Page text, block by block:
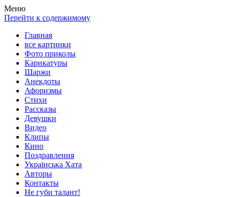
Весела хата — прикольные картинки, смешные истории,
клипы!
Покажем всем ваши фото приколы, карикатуры, шаржи, стихи,
рассказы, видео и песни!
Меню
Перейти к содержимому
Главная
все картинки
Фото приколы
Карикатуры
Шаржи
Анекдоты
Афоризмы
Стихи
Рассказы
Девушки
Видео
Клипы
Кино
Поздравления
Українська Хата
Авторы
Контакты
Не губи талант!